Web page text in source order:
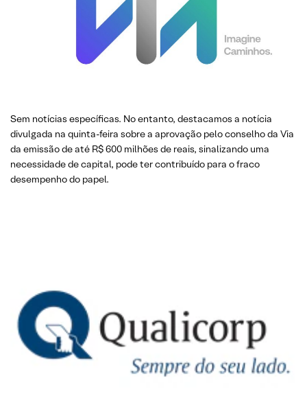
Sem notícias específicas. No entanto, destacamos a notícia
divulgada na quinta-feira sobre a aprovação pelo conselho da Via
da emissão de até R$ 600 milhões de reais, sinalizando uma
necessidade de capital, pode ter contribuído para o fraco
desempenho do papel.